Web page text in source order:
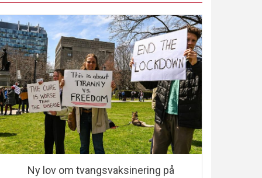
Ny lov om tvangsvaksinering på